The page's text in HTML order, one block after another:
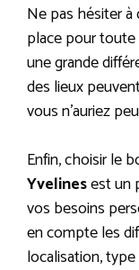
Ne pas hésiter à
place pour
une grande
des lieux
vous n’auriez
Enfin, choisir le
Yvelinesest un
vos besoins
en compte les
localisation,